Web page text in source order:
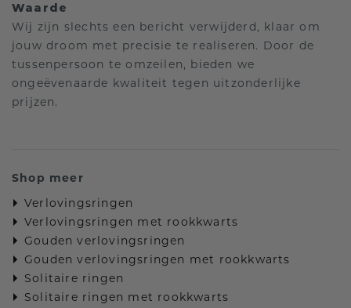
Waarde
Wij zijn slechts een bericht verwijderd, klaar om
jouw droom met precisie te realiseren. Door de
tussenpersoon te omzeilen, bieden we
ongeëvenaarde kwaliteit tegen uitzonderlijke
prijzen.
Shop meer
Verlovingsringen
Verlovingsringen met rookkwarts
Gouden verlovingsringen
Gouden verlovingsringen met rookkwarts
Solitaire ringen
Solitaire ringen met rookkwarts